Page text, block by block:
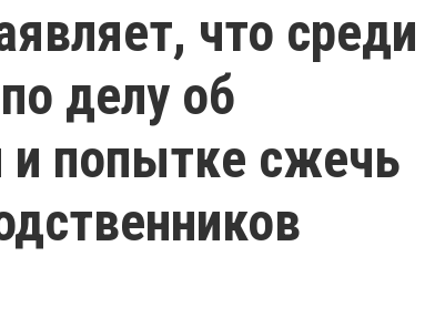
что среди
делу об
и попытке сжечь